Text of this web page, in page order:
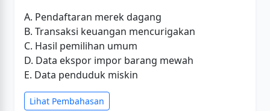
A. Pendaftaran merek dagang
B. Transaksi keuangan mencurigakan
C. Hasil pemilihan umum
D. Data ekspor impor barang mewah
E. Data penduduk miskin
Lihat Pembahasan